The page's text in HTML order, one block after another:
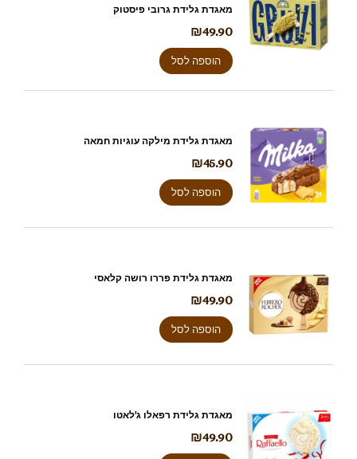
מאגדת גלידת גרובי פיסטוק
₪49.90
הוספה לסל
מאגדת גלידת מילקה עוגיות חמאה
₪45.90
הוספה לסל
מאגדת גלידת פררו רושה קלאסי
₪49.90
הוספה לסל
מאגדת גלידת רפאלו ג'לאטו
₪49.90